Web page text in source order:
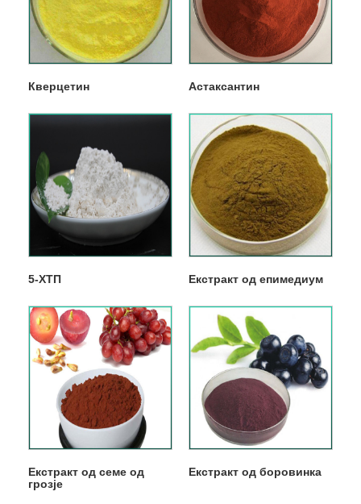
Кверцетин Астаксантин
5-ХТП Екстракт од епимедиум
Екстракт од семе од
грозје
Екстракт од боровинка